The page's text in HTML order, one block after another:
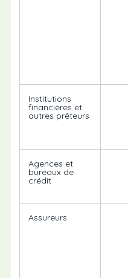
Institutions
financières et
autres prêteurs
Agences et
bureaux de
crédit
Assureurs